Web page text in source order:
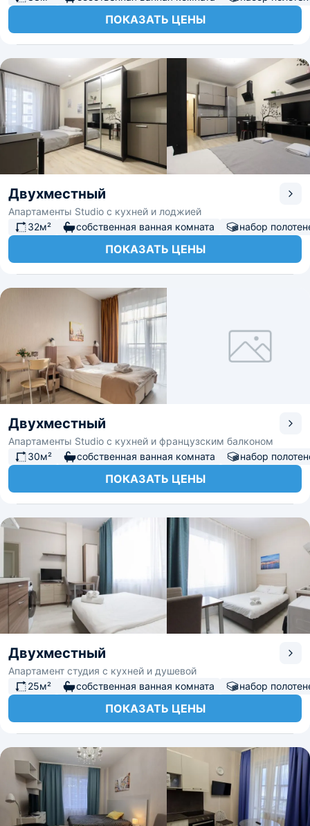
ПОКАЗАТЬ ЦЕНЫ
Двухместный
Апартаменты Studio с кухней и лоджией
32м²
собственная ванная комната набор
ПОКАЗАТЬ ЦЕНЫ
Двухместный
Апартаменты Studio с кухней и французским балконом
30м²
собственная ванная комната набор
ПОКАЗАТЬ ЦЕНЫ
Двухместный
Апартамент студия с кухней и душевой
25м²
собственная ванная комната набор
ПОКАЗАТЬ ЦЕНЫ